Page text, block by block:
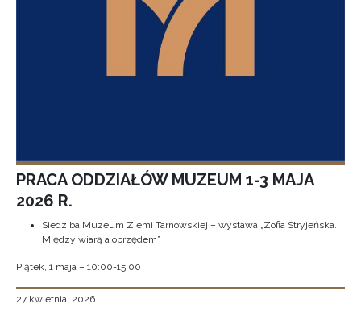
PRACA ODDZIAŁÓW MUZEUM 1-3 MAJA
2026 R.
Siedziba Muzeum Ziemi Tarnowskiej – wystawa „Zofia Stryjeńska.
Między wiarą a obrzędem”
Piątek, 1 maja – 10:00-15:00
27 kwietnia, 2026